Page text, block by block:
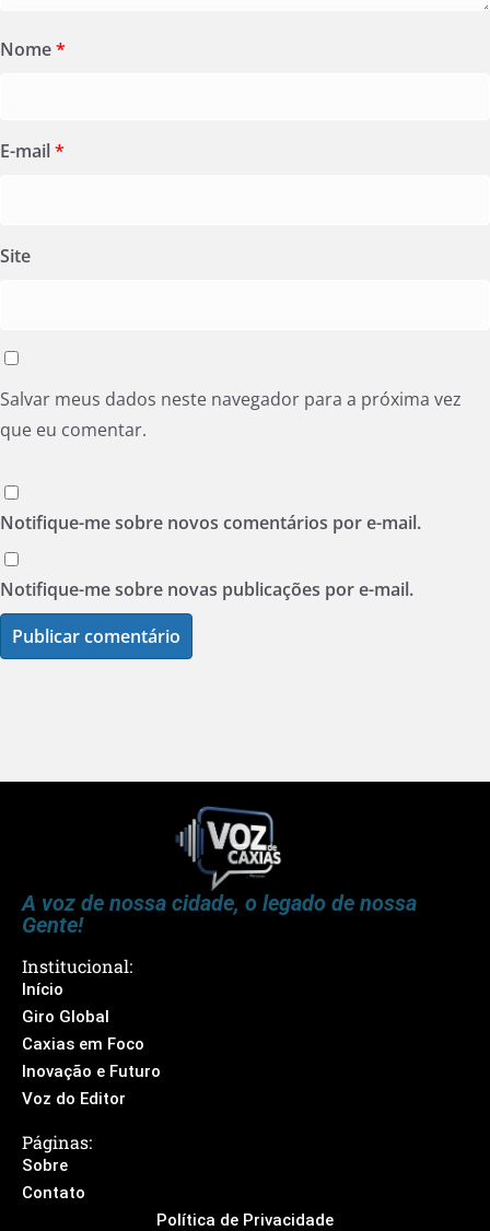
Nome*
E-mail*
Site
Salvar meus dados neste navegador para a próxima vez
que eu comentar.
Notifique-me sobre novos comentários por e-mail.
Notifique-me sobre novas publicações por e-mail.
A voz de nossa cidade, o legado de nossa
Gente!
Institucional:
Início
Giro Global
Caxias em Foco
Inovação e Futuro
Voz do Editor
Páginas:
Sobre
Contato
Política de Privacidade